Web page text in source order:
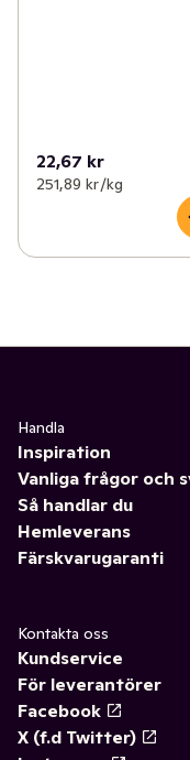
22,67 kr
251,89 kr /kg
Handla
Inspiration
Vanliga frågor och
Så handlar du
Hemleverans
Färskvarugaranti
Kontakta oss
Kundservice
För leverantörer
Facebook
X (f.d Twitter)